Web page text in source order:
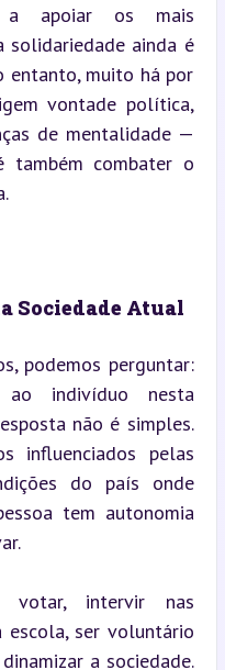
a apoiar os mais
solidariedade ainda é
entanto, muito há por
vontade política,
de mentalidade —
também combater o
Sociedade Atual
podemos perguntar:
indivíduo nesta
não é simples.
influenciados pelas
do país onde
tem autonomia
votar, intervir nas
escola, ser voluntário
a sociedade.